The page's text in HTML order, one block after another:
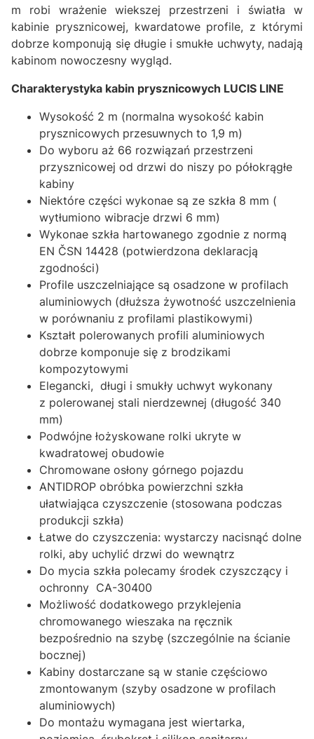
m robi wrażenie wiekszej przestrzeni i światła w
kabinie prysznicowej, kwardatowe profile, z którymi
dobrze komponują się długie i smukłe uchwyty, nadają
kabinom nowoczesny wygląd.
Charakterystyka kabin prysznicowych LUCIS LINE
Wysokość 2 m (normalna wysokość kabin
prysznicowych przesuwnych to 1,9 m)
Do wyboru aż 66 rozwiązań przestrzeni
przysznicowej od drzwi do niszy po półokrągłe
kabiny
Niektóre części wykonae są ze szkła 8 mm (
wytłumiono wibracje drzwi 6 mm)
Wykonae szkła hartowanego zgodnie z normą
EN ČSN 14428 (potwierdzona deklaracją
zgodności)
Profile uszczelniające są osadzone w profilach
aluminiowych (dłuższa żywotność uszczelnienia
w porównaniu z profilami plastikowymi)
Kształt polerowanych profili aluminiowych
dobrze komponuje się z brodzikami
kompozytowymi
Elegancki, długi i smukły uchwyt wykonany
z polerowanej stali nierdzewnej (długość 340
mm)
Podwójne łożyskowane rolki ukryte w
kwadratowej obudowie
Chromowane osłony górnego pojazdu
ANTIDROP obróbka powierzchni szkła
ułatwiająca czyszczenie (stosowana podczas
produkcji szkła)
Łatwe do czyszczenia: wystarczy nacisnąć dolne
rolki, aby uchylić drzwi do wewnątrz
Do mycia szkła polecamy środek czyszczący i
ochronny CA-30400
Możliwość dodatkowego przyklejenia
chromowanego wieszaka na ręcznik
bezpośrednio na szybę (szczególnie na ścianie
bocznej)
Kabiny dostarczane są w stanie częściowo
zmontowanym (szyby osadzone w profilach
aluminiowych)
Do montażu wymagana jest wiertarka,